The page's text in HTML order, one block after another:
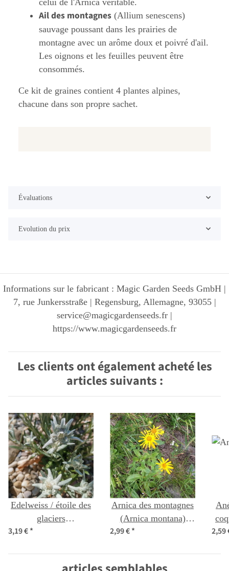
Ail des montagnes (Allium senescens)
sauvage poussant dans les prairies de
montagne avec un arôme doux et poivré d'ail.
Les oignons et les feuilles peuvent être
consommés.
Ce kit de graines contient 4 plantes alpines,
chacune dans son propre sachet.
Évaluations
Evolution du prix
Informations sur le fabricant : Magic Garden Seeds GmbH |
7, rue Junkersstraße | Regensburg, Allemagne, 93055 |
service@magicgardenseeds.fr |
https://www.magicgardenseeds.fr
Les clients ont également acheté les
articles suivants :
Edelweiss / étoile des
glaciers
(Leontopodium
3,19 €*
Arnica des montagnes
(Arnica montana)
2,99 €* 2,59